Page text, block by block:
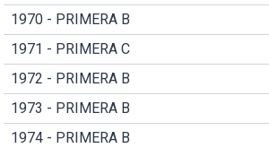
1970 - PRIMERA B
1971 - PRIMERA C
1972 - PRIMERA B
1973 - PRIMERA B
1974 - PRIMERA B